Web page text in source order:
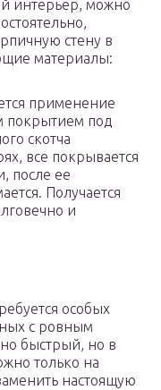
интерьер, можно
стену в
материалы:
применение
покрытием под
скотча
все покрывается
после ее
Получается
и
особых
с ровным
быстрый, но в
только на
настоящую